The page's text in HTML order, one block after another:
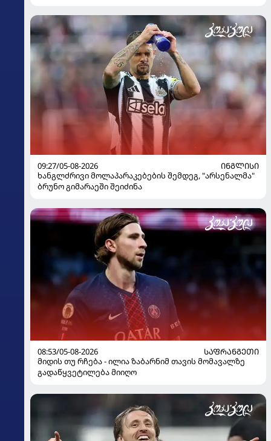
09:27/05-08-2026
ᲘᲜᲒᲚᲘᲡᲘ
ხანგლძრივი მოლაპარაკებების შემდეგ, "არსენალმა"
ბრუნო გიმარაეში შეიძინა
08:53/05-08-2026
ᲡᲐᲤᲠᲐᲜᲒᲔᲗᲘ
მიდის თუ რჩება - ილია ზაბარნიმ თავის მომავალზე
გადაწყვეტილება მიიღო